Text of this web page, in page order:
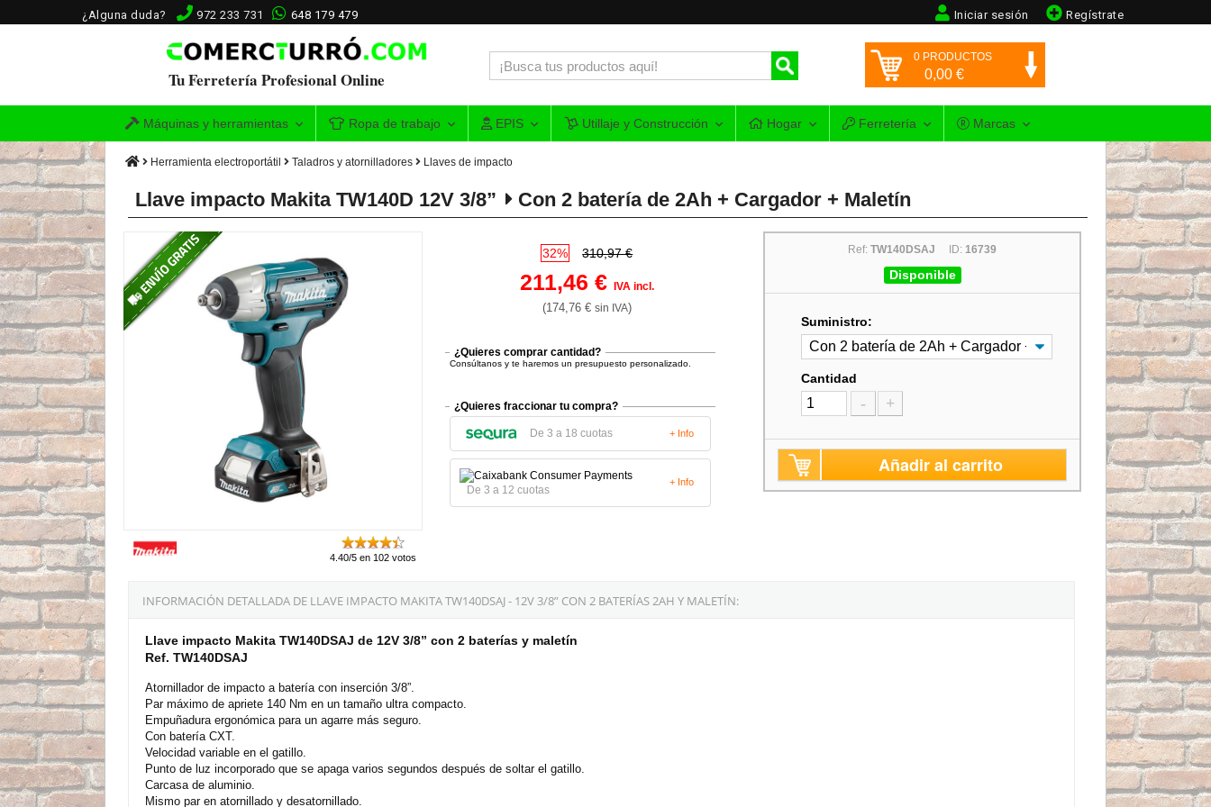
¿Alguna duda? 972 233 731 648 179 479 Regístrate
Iniciar sesión
Tu Ferretería Profesional Online
0 PRODUCTOS
0,00 €
Máquinas y herramientas Ropa de trabajo EPIS Utillaje y Construcción Hogar Ferretería Marcas
Herramienta electroportátil Taladros y atornilladores Llaves de impacto
Llave impacto Makita TW140D 12V 3/8” Con 2 batería de 2Ah + Cargador + Maletín
4.40/5 en 102 votos
32% 310,97 €
211,46 € IVA incl.
(174,76 € sin IVA)
¿Quieres comprar cantidad?
Consúltanos y te haremos un presupuesto personalizado.
¿Quieres fraccionar tu compra?
De 3 a 18 cuotas + Info
De 3 a 12 cuotas
+ Info
Ref:TW140DSAJ ID:16739
Disponible
Suministro:
Cantidad
- +
Añadir al carrito
INFORMACIÓN DETALLADA DE LLAVE IMPACTO MAKITA TW140DSAJ - 12V 3/8” CON 2 BATERÍAS 2AH Y MALETÍN:
Llave impacto Makita TW140DSAJ de 12V 3/8” con 2 baterías y maletín
Ref. TW140DSAJ
Atornillador de impacto a batería con inserción 3/8”.
Par máximo de apriete 140 Nm en un tamaño ultra compacto.
Empuñadura ergonómica para un agarre más seguro.
Con batería CXT.
Velocidad variable en el gatillo.
Punto de luz incorporado que se apaga varios segundos después de soltar el gatillo.
Carcasa de aluminio.
Mismo par en atornillado y desatornillado.